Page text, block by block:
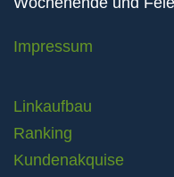
Impressum
Linkaufbau
Ranking
Kundenakquise